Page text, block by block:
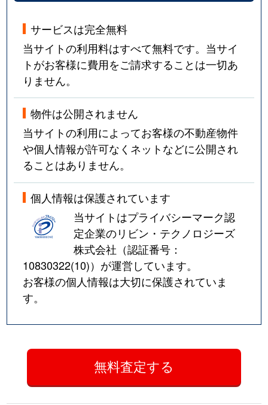
サービスは完全無料
当サイトの利用料はすべて無料です。当サイ
トがお客様に費用をご請求することは一切あ
りません。
物件は公開されません
当サイトの利用によってお客様の不動産物件
や個人情報が許可なくネットなどに公開され
ることはありません。
個人情報は保護されています
当サイトはプライバシーマーク認
定企業のリビン・テクノロジーズ
株式会社（認証番号：
10830322(10)）が運営しています。
お客様の個人情報は大切に保護されていま
す。